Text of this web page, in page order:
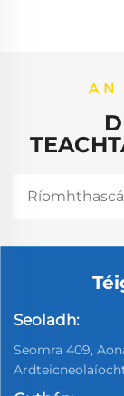
AN
Seoladh:
Seomra 409,